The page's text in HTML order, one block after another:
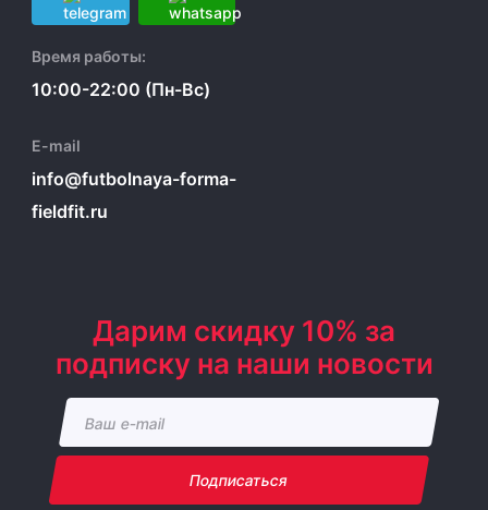
Время работы:
10:00-22:00 (Пн-Вс)
E-mail
info@futbolnaya-forma-
fieldfit.ru
Дарим скидку 10% за
подписку на наши новости
Подписаться